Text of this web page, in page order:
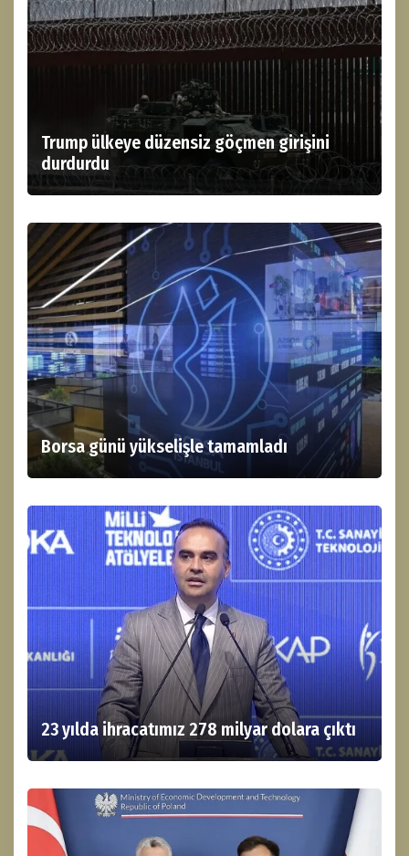
Trump ülkeye düzensiz göçmen girişini
durdurdu
Borsa günü yükselişle tamamladı
23 yılda ihracatımız 278 milyar dolara çıktı